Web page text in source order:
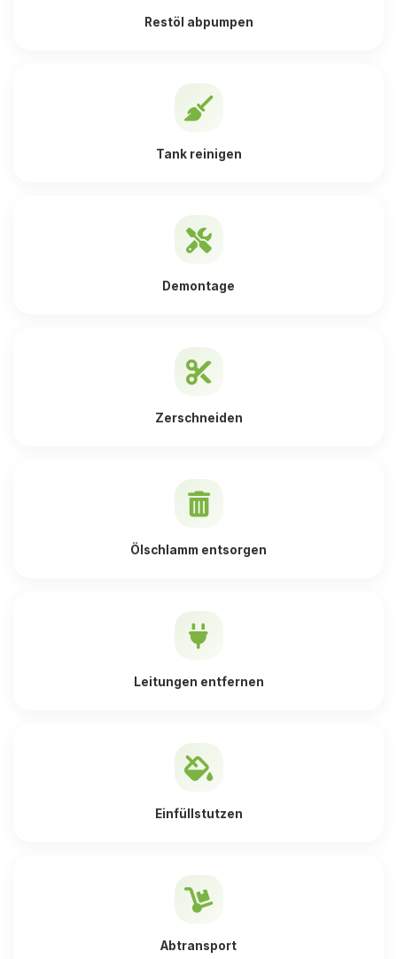
Restöl abpumpen
Tank reinigen
Demontage
Zerschneiden
Ölschlamm entsorgen
Leitungen entfernen
Einfüllstutzen
Abtransport